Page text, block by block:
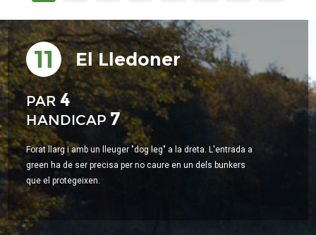
11 El Lledoner
PAR 4
HANDICAP 7
Forat llarg i amb un lleuger "dog leg" a la dreta. L'entrada a
green ha de ser precisa per no caure en un dels bunkers
que el protegeixen.